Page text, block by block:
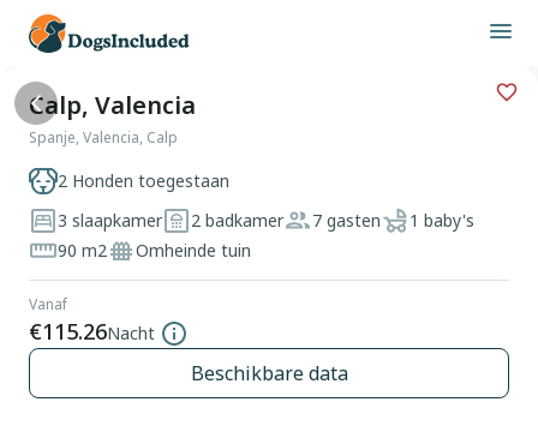
Calp, Valencia
Spanje, Valencia, Calp
2 Honden toegestaan
3 slaapkamer
2 badkamer 7 gasten
1 baby's
90 m2
Omheinde tuin
Vanaf
€115.26Nacht
Beschikbare data